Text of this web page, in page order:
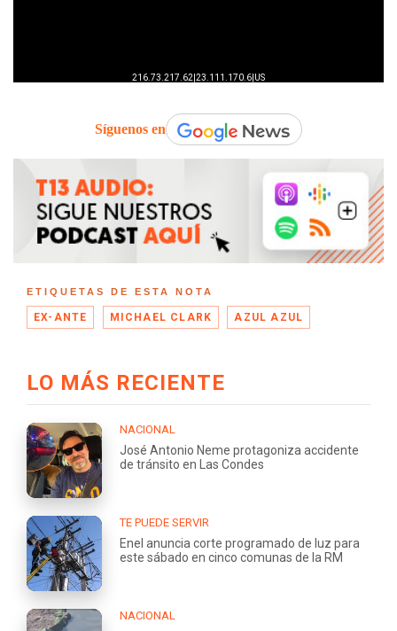
Síguenos en
ETIQUETAS DE ESTA NOTA
EX-ANTE MICHAEL CLARK AZUL AZUL
LO MÁS RECIENTE
NACIONAL
José Antonio Neme protagoniza accidente
de tránsito en Las Condes
TE PUEDE SERVIR
Enel anuncia corte programado de luz para
este sábado en cinco comunas de la RM
NACIONAL